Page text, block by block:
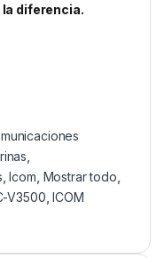
diferencia.
,
, Icom, Mostrar todo,
V3500, ICOM